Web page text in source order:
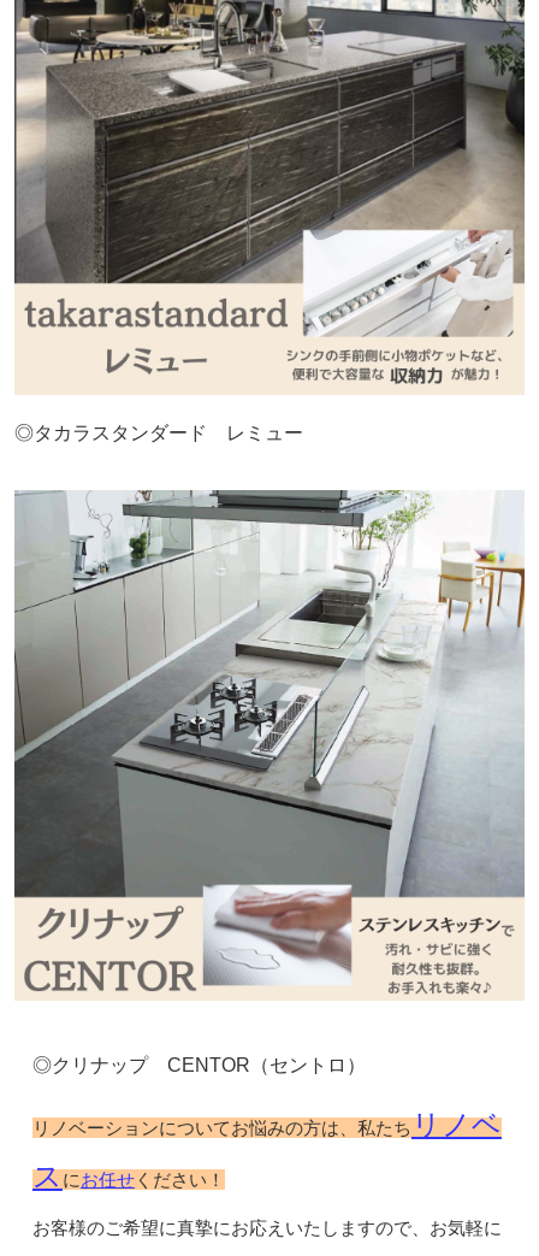
◎タカラスタンダード レミュー
◎クリナップ CENTOR（セントロ）
リノベーションについてお悩みの方は、私たちリノベ
スにお任せください！
お客様のご希望に真摯にお応えいたしますので、お気軽に